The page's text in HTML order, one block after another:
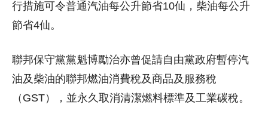
行措施可令普通汽油每公升節省10仙，柴油每公升
節省4仙。
聯邦保守黨黨魁博勵治亦曾促請自由黨政府暫停汽
油及柴油的聯邦燃油消費稅及商品及服務稅
（GST），並永久取消清潔燃料標準及工業碳稅。